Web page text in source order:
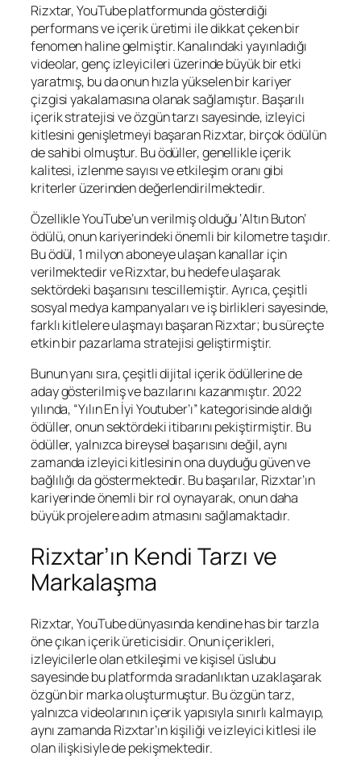
Rizxtar, YouTube platformunda gösterdiği
performans ve içerik üretimi ile dikkat çeken bir
fenomen haline gelmiştir. Kanalındaki yayınladığı
videolar, genç izleyicileri üzerinde büyük bir etki
yaratmış, bu da onun hızla yükselen bir kariyer
çizgisi yakalamasına olanak sağlamıştır. Başarılı
içerik stratejisi ve özgün tarzı sayesinde, izleyici
kitlesini genişletmeyi başaran Rizxtar, birçok ödülün
de sahibi olmuştur. Bu ödüller, genellikle içerik
kalitesi, izlenme sayısı ve etkileşim oranı gibi
kriterler üzerinden değerlendirilmektedir.
Özellikle YouTube’un verilmiş olduğu ‘Altın Buton’
ödülü, onun kariyerindeki önemli bir kilometre taşıdır.
Bu ödül, 1 milyon aboneye ulaşan kanallar için
verilmektedir ve Rizxtar, bu hedefe ulaşarak
sektördeki başarısını tescillemiştir. Ayrıca, çeşitli
sosyal medya kampanyaları ve iş birlikleri sayesinde,
farklı kitlelere ulaşmayı başaran Rizxtar; bu süreçte
etkin bir pazarlama stratejisi geliştirmiştir.
Bunun yanı sıra, çeşitli dijital içerik ödüllerine de
aday gösterilmiş ve bazılarını kazanmıştır. 2022
yılında, “Yılın En İyi Youtuber’ı” kategorisinde aldığı
ödüller, onun sektördeki itibarını pekiştirmiştir. Bu
ödüller, yalnızca bireysel başarısını değil, aynı
zamanda izleyici kitlesinin ona duyduğu güven ve
bağlılığı da göstermektedir. Bu başarılar, Rizxtar’ın
kariyerinde önemli bir rol oynayarak, onun daha
büyük projelere adım atmasını sağlamaktadır.
Rizxtar’ın Kendi Tarzı ve
Markalaşma
Rizxtar, YouTube dünyasında kendine has bir tarzla
öne çıkan içerik üreticisidir. Onun içerikleri,
izleyicilerle olan etkileşimi ve kişisel üslubu
sayesinde bu platformda sıradanlıktan uzaklaşarak
özgün bir marka oluşturmuştur. Bu özgün tarz,
yalnızca videolarının içerik yapısıyla sınırlı kalmayıp,
aynı zamanda Rizxtar’ın kişiliği ve izleyici kitlesi ile
olan ilişkisiyle de pekişmektedir.